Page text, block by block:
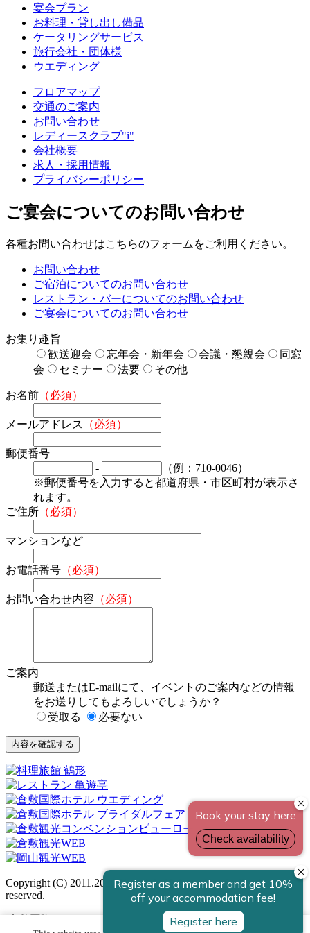
宴会プラン
お料理・貸し出し備品
ケータリングサービス
旅行会社・団体様
ウエディング
フロアマップ
交通のご案内
お問い合わせ
レディースクラブ"i"
会社概要
求人・採用情報
プライバシーポリシー
ご宴会についてのお問い合わせ
各種お問い合わせはこちらのフォームをご利用ください。
お問い合わせ
ご宿泊についてのお問い合わせ
レストラン・バーについてのお問い合わせ
ご宴会についてのお問い合わせ
お集り趣旨
歓送迎会
忘年会・新年会 会議・懇親会
同窓
会
セミナー 法要 その他
お名前 （必須）
メールアドレス （必須）
郵便番号
-
（例：710-0046）
※郵便番号を入力すると都道府県・市区町村が表示さ
れます。
ご住所 （必須）
マンションなど
お電話番号 （必須）
お問い合わせ内容 （必須）
ご案内
郵送またはE-mailにて、イベントのご案内などの情報
をお送りしてもよろしいでしょうか？
受取る
必要ない
内容を確認する
Copyright (C) 2011.2026 Kurashiki Kokusai Hotel. all rights
reserved.